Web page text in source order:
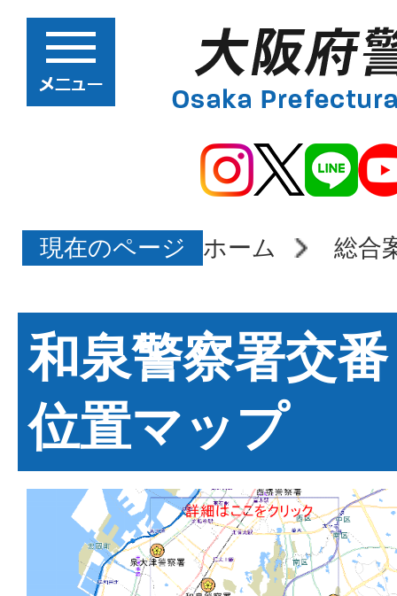
現在のページ ホーム 総合
和泉警察署交
位置マップ